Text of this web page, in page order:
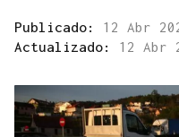
Publicado: 12 Abr
Actualizado: 12 Abr